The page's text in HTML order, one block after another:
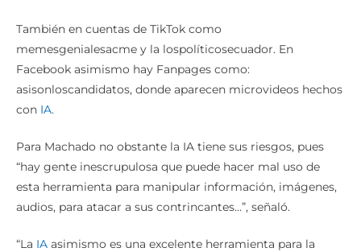
También en cuentas de TikTok como
memesgenialesacme y la lospolíticosecuador. En
Facebook asimismo hay Fanpages como:
asisonloscandidatos, donde aparecen microvideos hechos
con IA.
Para Machado no obstante la IA tiene sus riesgos, pues
“hay gente inescrupulosa que puede hacer mal uso de
esta herramienta para manipular información, imágenes,
audios, para atacar a sus contrincantes…”, señaló.
“La IA asimismo es una excelente herramienta para la